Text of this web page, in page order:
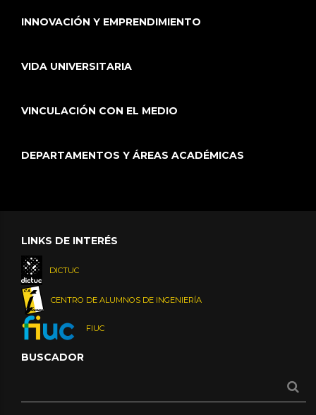
INNOVACIÓN Y EMPRENDIMIENTO
VIDA UNIVERSITARIA
VINCULACIÓN CON EL MEDIO
DEPARTAMENTOS Y ÁREAS ACADÉMICAS
LINKS DE INTERÉS
DICTUC
CENTRO DE ALUMNOS DE INGENIERÍA
FIUC
BUSCADOR